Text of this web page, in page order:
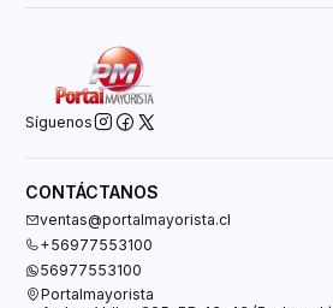
Síguenos
CONTÁCTANOS
ventas@portalmayorista.cl
+56977553100
56977553100
Portalmayorista